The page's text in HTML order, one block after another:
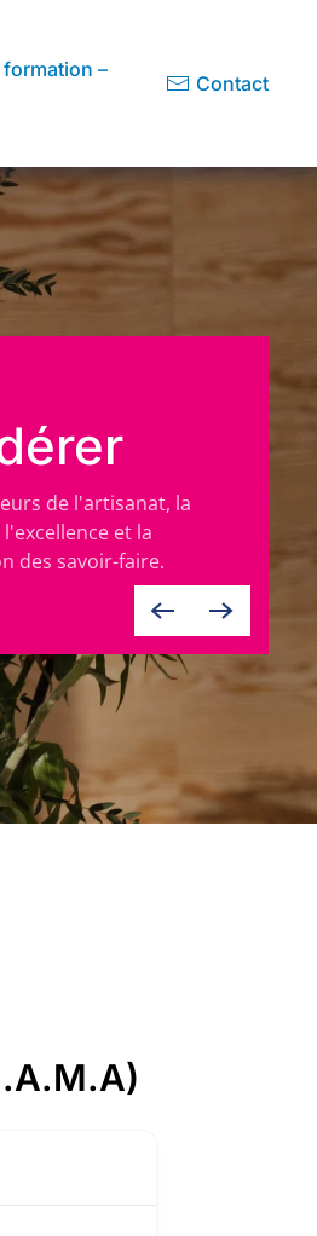
–
Contact
de l'artisanat, la
et la
des savoir-faire.